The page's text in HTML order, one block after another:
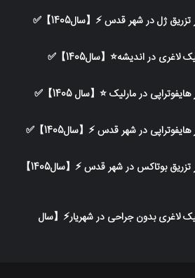
معرفی 10 تا از بهترین دکتر تزریق بوتاکس در شهر قدس ⚡️【سال1405】
کلینیک لاغری بدون جراحی در شهریار⚡【سال